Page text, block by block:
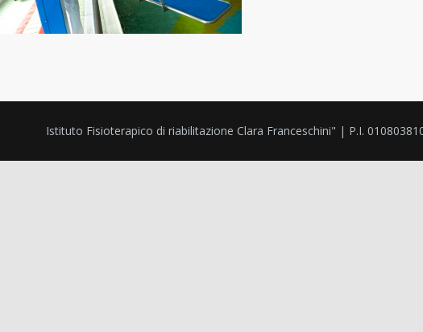
Istituto Fisioterapico di riabilitazione Clara Franceschini" | P.I.